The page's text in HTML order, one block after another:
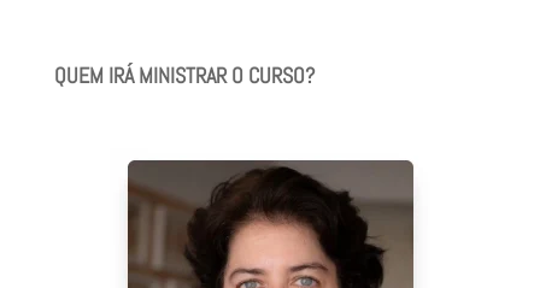
QUEM IRÁ MINISTRAR O CURSO?